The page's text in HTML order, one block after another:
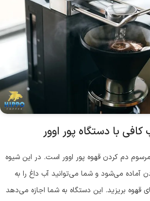
با دستگاه پور اوور
دم کردن قهوه پور اوور است. در این شیوه
آماده می‌شود و شما می‌توانید آب داغ را به
بریزید. این دستگاه به شما اجازه می‌دهد